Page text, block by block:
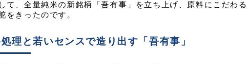
て、全量純米の新銘柄「吾有事」を立ち上げ、原料にこだわる
をきったのです。
理と若いセンスで造り出す「吾有事」